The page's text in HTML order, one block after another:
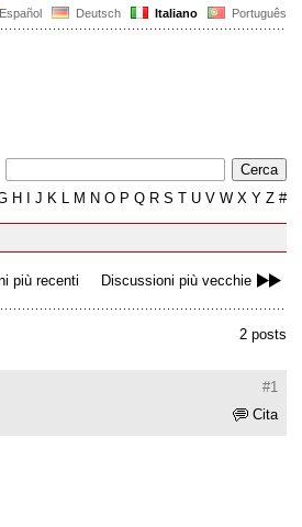
Español Deutsch Italiano Português
H J K L M N O P Q R S T U V W X Y Z #
più recenti Discussioni più vecchie
2 posts
#1
Cita